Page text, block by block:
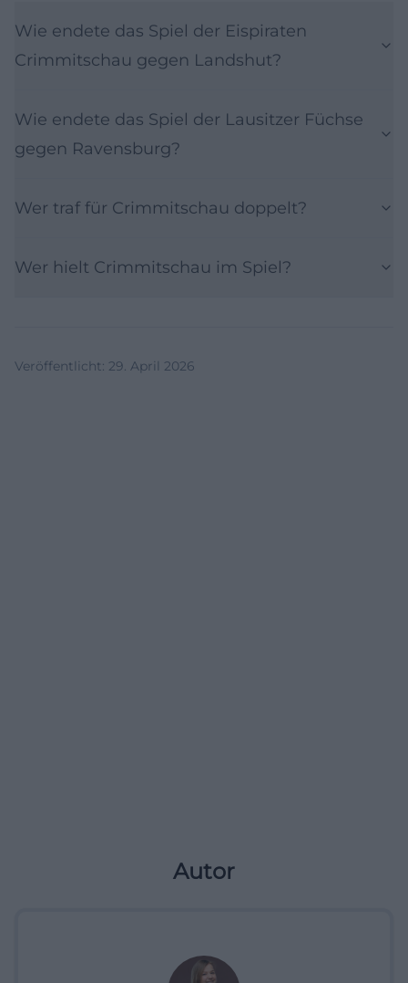
Wie endete das Spiel der Eispiraten
Crimmitschau gegen Landshut?
Wie endete das Spiel der Lausitzer Füchse
gegen Ravensburg?
Wer traf für Crimmitschau doppelt?
Wer hielt Crimmitschau im Spiel?
Veröffentlicht: 29. April 2026
Autor